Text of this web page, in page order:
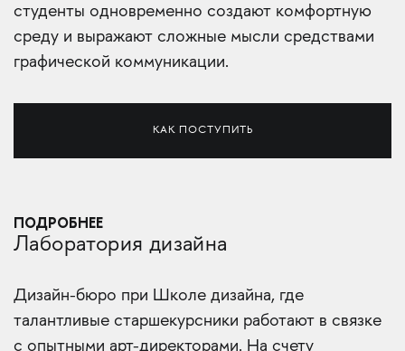
студенты одновременно создают комфортную
среду и выражают сложные мысли средствами
графической коммуникации.
КАК ПОСТУПИТЬ
ПОДРОБНЕЕ
Лаборатория дизайна
Дизайн-бюро при Школе дизайна, где
талантливые старшекурсники работают в связке
с опытными арт-директорами. На счету